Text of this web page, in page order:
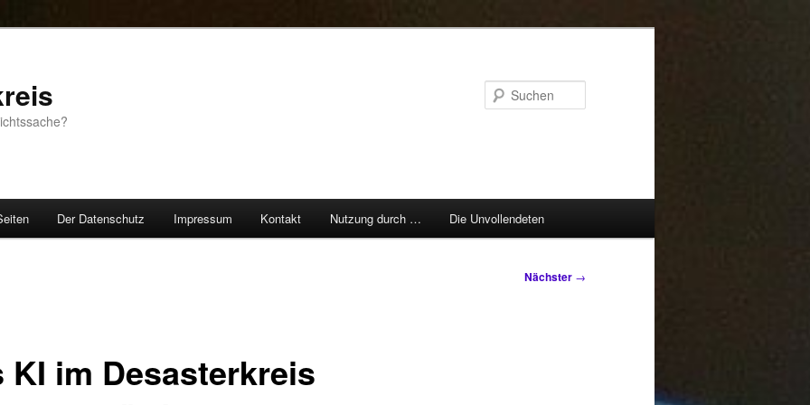
Der Datenschutz Impressum Kontakt Nutzung durch … Die Unvollendeten
Nächster →
KI im Desasterkreis